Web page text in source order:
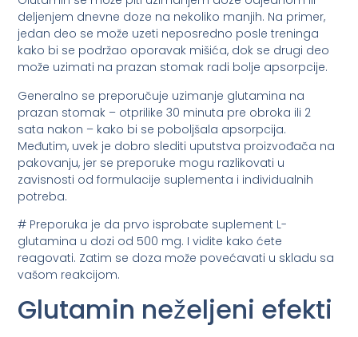
deljenjem dnevne doze na nekoliko manjih. Na primer,
jedan deo se može uzeti neposredno posle treninga
kako bi se podržao oporavak mišića, dok se drugi deo
može uzimati na prazan stomak radi bolje apsorpcije.
Generalno se preporučuje uzimanje glutamina na
prazan stomak – otprilike 30 minuta pre obroka ili 2
sata nakon – kako bi se poboljšala apsorpcija.
Međutim, uvek je dobro slediti uputstva proizvođača na
pakovanju, jer se preporuke mogu razlikovati u
zavisnosti od formulacije suplementa i individualnih
potreba.
# Preporuka je da prvo isprobate suplement L-
glutamina u dozi od 500 mg. I vidite kako ćete
reagovati. Zatim se doza može povećavati u skladu sa
vašom reakcijom.
Glutamin neželjeni efekti